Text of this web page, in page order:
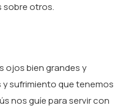
sobre otros.
ojos bien grandes y
sufrimiento que tenemos
nos guíe para servir con